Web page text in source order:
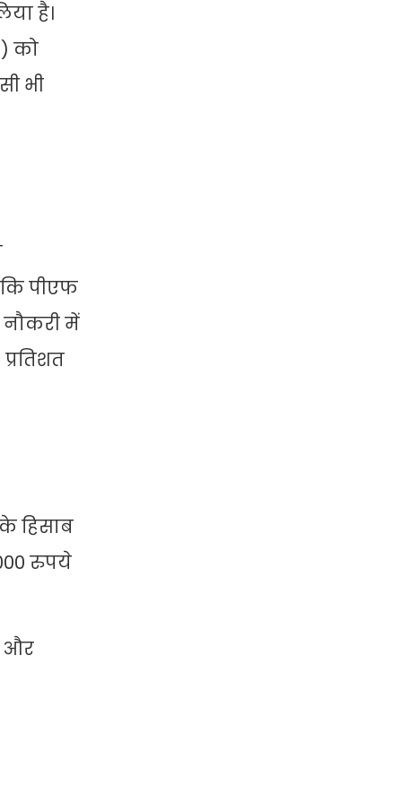
है।
को
भी
पीएफ
नौकरी में
हिसाब
रुपये
और